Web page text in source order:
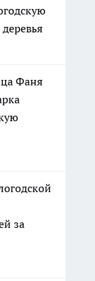
Фаня
за